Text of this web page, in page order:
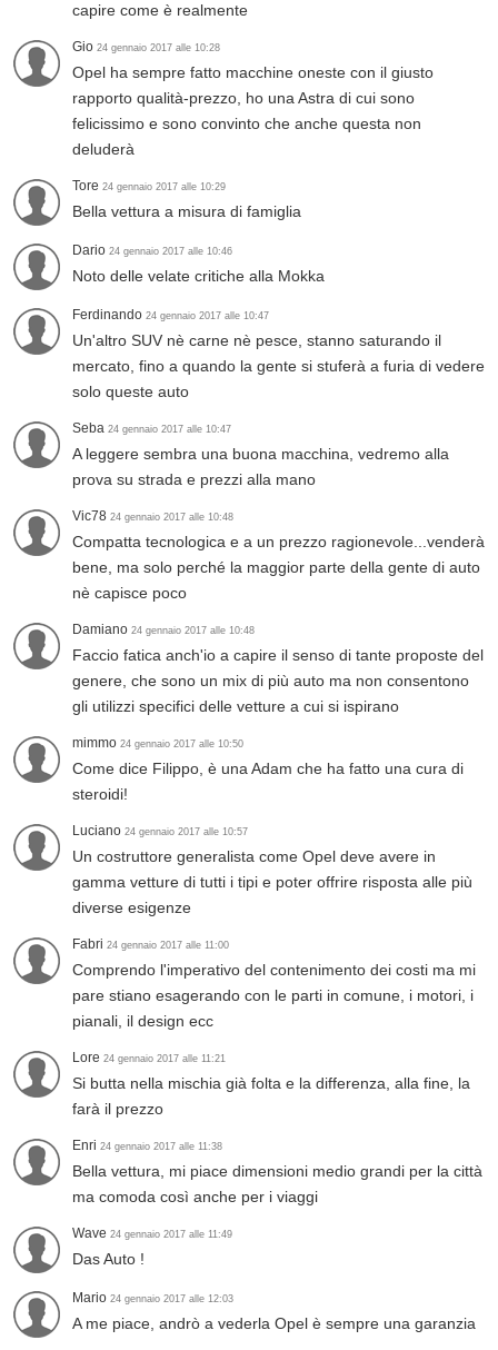
capire come è realmente
Gio 24 gennaio 2017 alle 10:28
Opel ha sempre fatto macchine oneste con il giusto
rapporto qualità-prezzo, ho una Astra di cui sono
felicissimo e sono convinto che anche questa non
deluderà
Tore 24 gennaio 2017 alle 10:29
Bella vettura a misura di famiglia
Dario 24 gennaio 2017 alle 10:46
Noto delle velate critiche alla Mokka
Ferdinando 24 gennaio 2017 alle 10:47
Un'altro SUV nè carne nè pesce, stanno saturando il
mercato, fino a quando la gente si stuferà a furia di vedere
solo queste auto
Seba 24 gennaio 2017 alle 10:47
A leggere sembra una buona macchina, vedremo alla
prova su strada e prezzi alla mano
Vic78 24 gennaio 2017 alle 10:48
Compatta tecnologica e a un prezzo ragionevole...venderà
bene, ma solo perché la maggior parte della gente di auto
nè capisce poco
Damiano 24 gennaio 2017 alle 10:48
Faccio fatica anch'io a capire il senso di tante proposte del
genere, che sono un mix di più auto ma non consentono
gli utilizzi specifici delle vetture a cui si ispirano
mimmo 24 gennaio 2017 alle 10:50
Come dice Filippo, è una Adam che ha fatto una cura di
steroidi!
Luciano 24 gennaio 2017 alle 10:57
Un costruttore generalista come Opel deve avere in
gamma vetture di tutti i tipi e poter offrire risposta alle più
diverse esigenze
Fabri 24 gennaio 2017 alle 11:00
Comprendo l'imperativo del contenimento dei costi ma mi
pare stiano esagerando con le parti in comune, i motori, i
pianali, il design ecc
Lore 24 gennaio 2017 alle 11:21
Si butta nella mischia già folta e la differenza, alla fine, la
farà il prezzo
Enri 24 gennaio 2017 alle 11:38
Bella vettura, mi piace dimensioni medio grandi per la città
ma comoda così anche per i viaggi
Wave 24 gennaio 2017 alle 11:49
Das Auto !
Mario 24 gennaio 2017 alle 12:03
A me piace, andrò a vederla Opel è sempre una garanzia